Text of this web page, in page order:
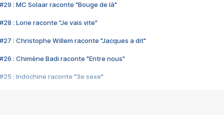
#29 : MC Solaar raconte "Bouge de là"
#28 : Lorie raconte "Je vais vite"
#27 : Christophe Willem raconte "Jacques a dit"
#26 : Chimène Badi raconte "Entre nous"
#25 : Indochine raconte "3e sexe"